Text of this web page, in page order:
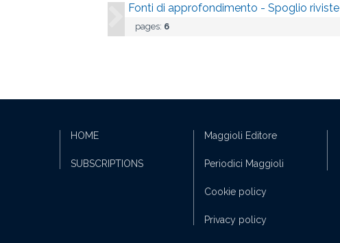
Fonti di approfondimento - Spoglio riviste
pages: 6
HOME
SUBSCRIPTIONS
Maggioli Editore
Periodici Maggioli
Cookie policy
Privacy policy